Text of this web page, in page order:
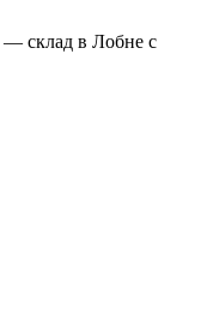
— склад в Лобне с